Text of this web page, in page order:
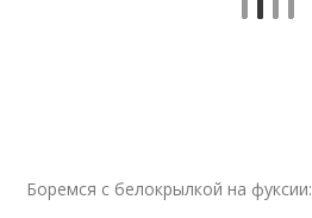
Боремся с белокрылкой на фуксии: